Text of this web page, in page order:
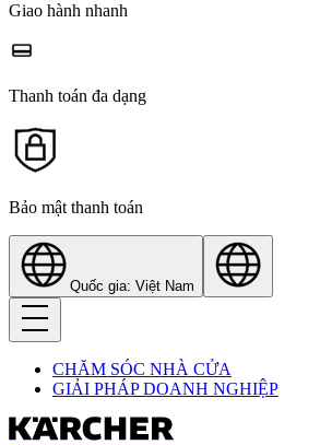
Giao hành nhanh
Thanh toán đa dạng
Bảo mật thanh toán
Quốc gia: Việt Nam
CHĂM SÓC NHÀ CỬA
GIẢI PHÁP DOANH NGHIỆP